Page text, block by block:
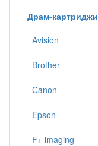
Драм-картриджи
Avision
Brother
Canon
Epson
F+ imaging